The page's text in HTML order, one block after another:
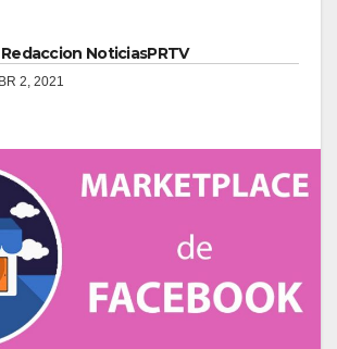
Redaccion NoticiasPRTV
2, 2021